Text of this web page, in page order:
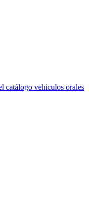
catálogo vehiculos orales